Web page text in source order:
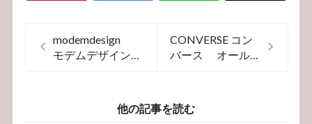
modemdesign
モデムデザイン
CONVERSE コン
バース オール
プハイ
他の記事を読む